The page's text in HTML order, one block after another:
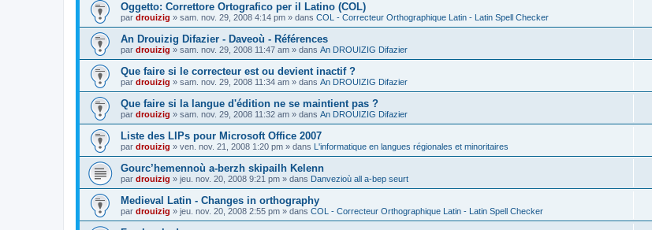
Oggetto: Correttore Ortografico per il Latino (COL)
par drouizig » sam. nov. 29, 2008 4:14 pm » dans COL - Correcteur Orthographique Latin - Latin Spell Checker
An Drouizig Difazier - Daveoù - Références
par drouizig » sam. nov. 29, 2008 11:47 am » dans An DROUIZIG Difazier
Que faire si le correcteur est ou devient inactif ?
par drouizig » sam. nov. 29, 2008 11:34 am » dans An DROUIZIG Difazier
Que faire si la langue d'édition ne se maintient pas ?
par drouizig » sam. nov. 29, 2008 11:32 am » dans An DROUIZIG Difazier
Liste des LIPs pour Microsoft Office 2007
par drouizig » ven. nov. 21, 2008 1:20 pm » dans L'informatique en langues régionales et minoritaires
Gourc’hemennoù a-berzh skipailh Kelenn
par drouizig » jeu. nov. 20, 2008 9:21 pm » dans Danvezioù all a-bep seurt
Medieval Latin - Changes in orthography
par drouizig » jeu. nov. 20, 2008 2:55 pm » dans COL - Correcteur Orthographique Latin - Latin Spell Checker